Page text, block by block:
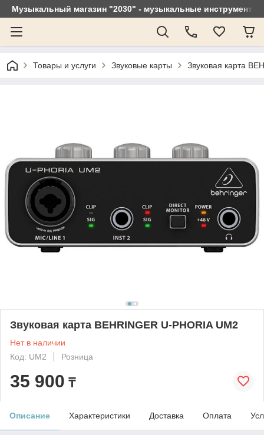
Музыкальный магазин "2030" - музыкальные
Товары и услуги Звуковые карты Звуковая карта
Звуковая карта BEHRINGER U-PHORIA UM2
Нет в наличии
Код: UM2
Розница
35 900 ₸
Описание Характеристики Доставка Оплата